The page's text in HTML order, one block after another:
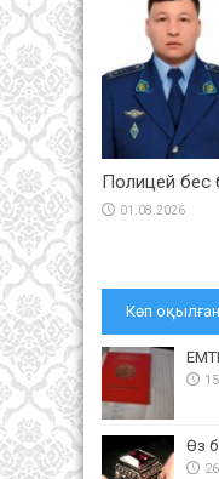
Полицей бес
01.08.2026
Көп
Өз